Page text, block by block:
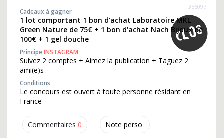
Commentaires 0 Note perso
356097
Cadeaux à gagner
1 lot comportant 1 bon d'achat Laboratoire MKL
Green Nature de 75€ + 1 bon d'achat Nach Bijoux de
100€ + 1 gel douche
PrincipeINSTAGRAM
Suivez 2 comptes + Aimez la publication + Taguez 2
ami(e)s
Conditions
Le concours est ouvert à toute personne résidant en
France